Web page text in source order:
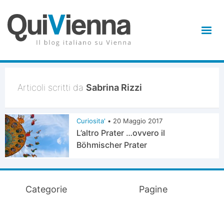
Articoli scritti da Sabrina Rizzi
Curiosita' • 20 Maggio 2017
L’altro Prater …ovvero il
Böhmischer Prater
Categorie Pagine